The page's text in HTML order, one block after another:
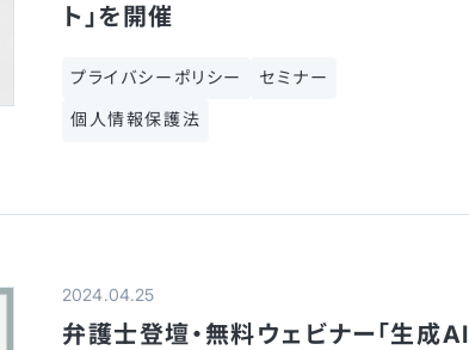
ト」を開催
プライバシーポリシー セミナー
個人情報保護法
2024.04.25
弁護士登壇・無料ウェビナー「生成AI